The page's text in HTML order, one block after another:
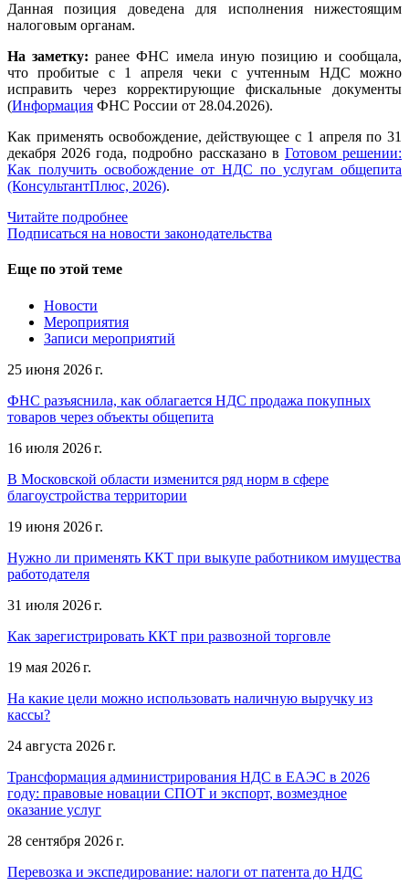
Данная позиция доведена для исполнения нижестоящим
налоговым органам.
На заметку: ранее ФНС имела иную позицию и сообщала,
что пробитые с 1 апреля чеки с учтенным НДС можно
исправить через корректирующие фискальные документы
(Информация ФНС России от 28.04.2026).
Как применять освобождение, действующее с 1 апреля по 31
декабря 2026 года, подробно рассказано в Готовом решении:
Как получить освобождение от НДС по услугам общепита
(КонсультантПлюс, 2026).
Читайте подробнее
Подписаться на новости законодательства
Еще по этой теме
Новости
Мероприятия
Записи мероприятий
25 июня 2026 г.
ФНС разъяснила, как облагается НДС продажа покупных
товаров через объекты общепита
16 июля 2026 г.
В Московской области изменится ряд норм в сфере
благоустройства территории
19 июня 2026 г.
Нужно ли применять ККТ при выкупе работником имущества
работодателя
31 июля 2026 г.
Как зарегистрировать ККТ при развозной торговле
19 мая 2026 г.
На какие цели можно использовать наличную выручку из
кассы?
24 августа 2026 г.
Трансформация администрирования НДС в ЕАЭС в 2026
году: правовые новации СПОТ и экспорт, возмездное
оказание услуг
28 сентября 2026 г.
Перевозка и экспедирование: налоги от патента до НДС